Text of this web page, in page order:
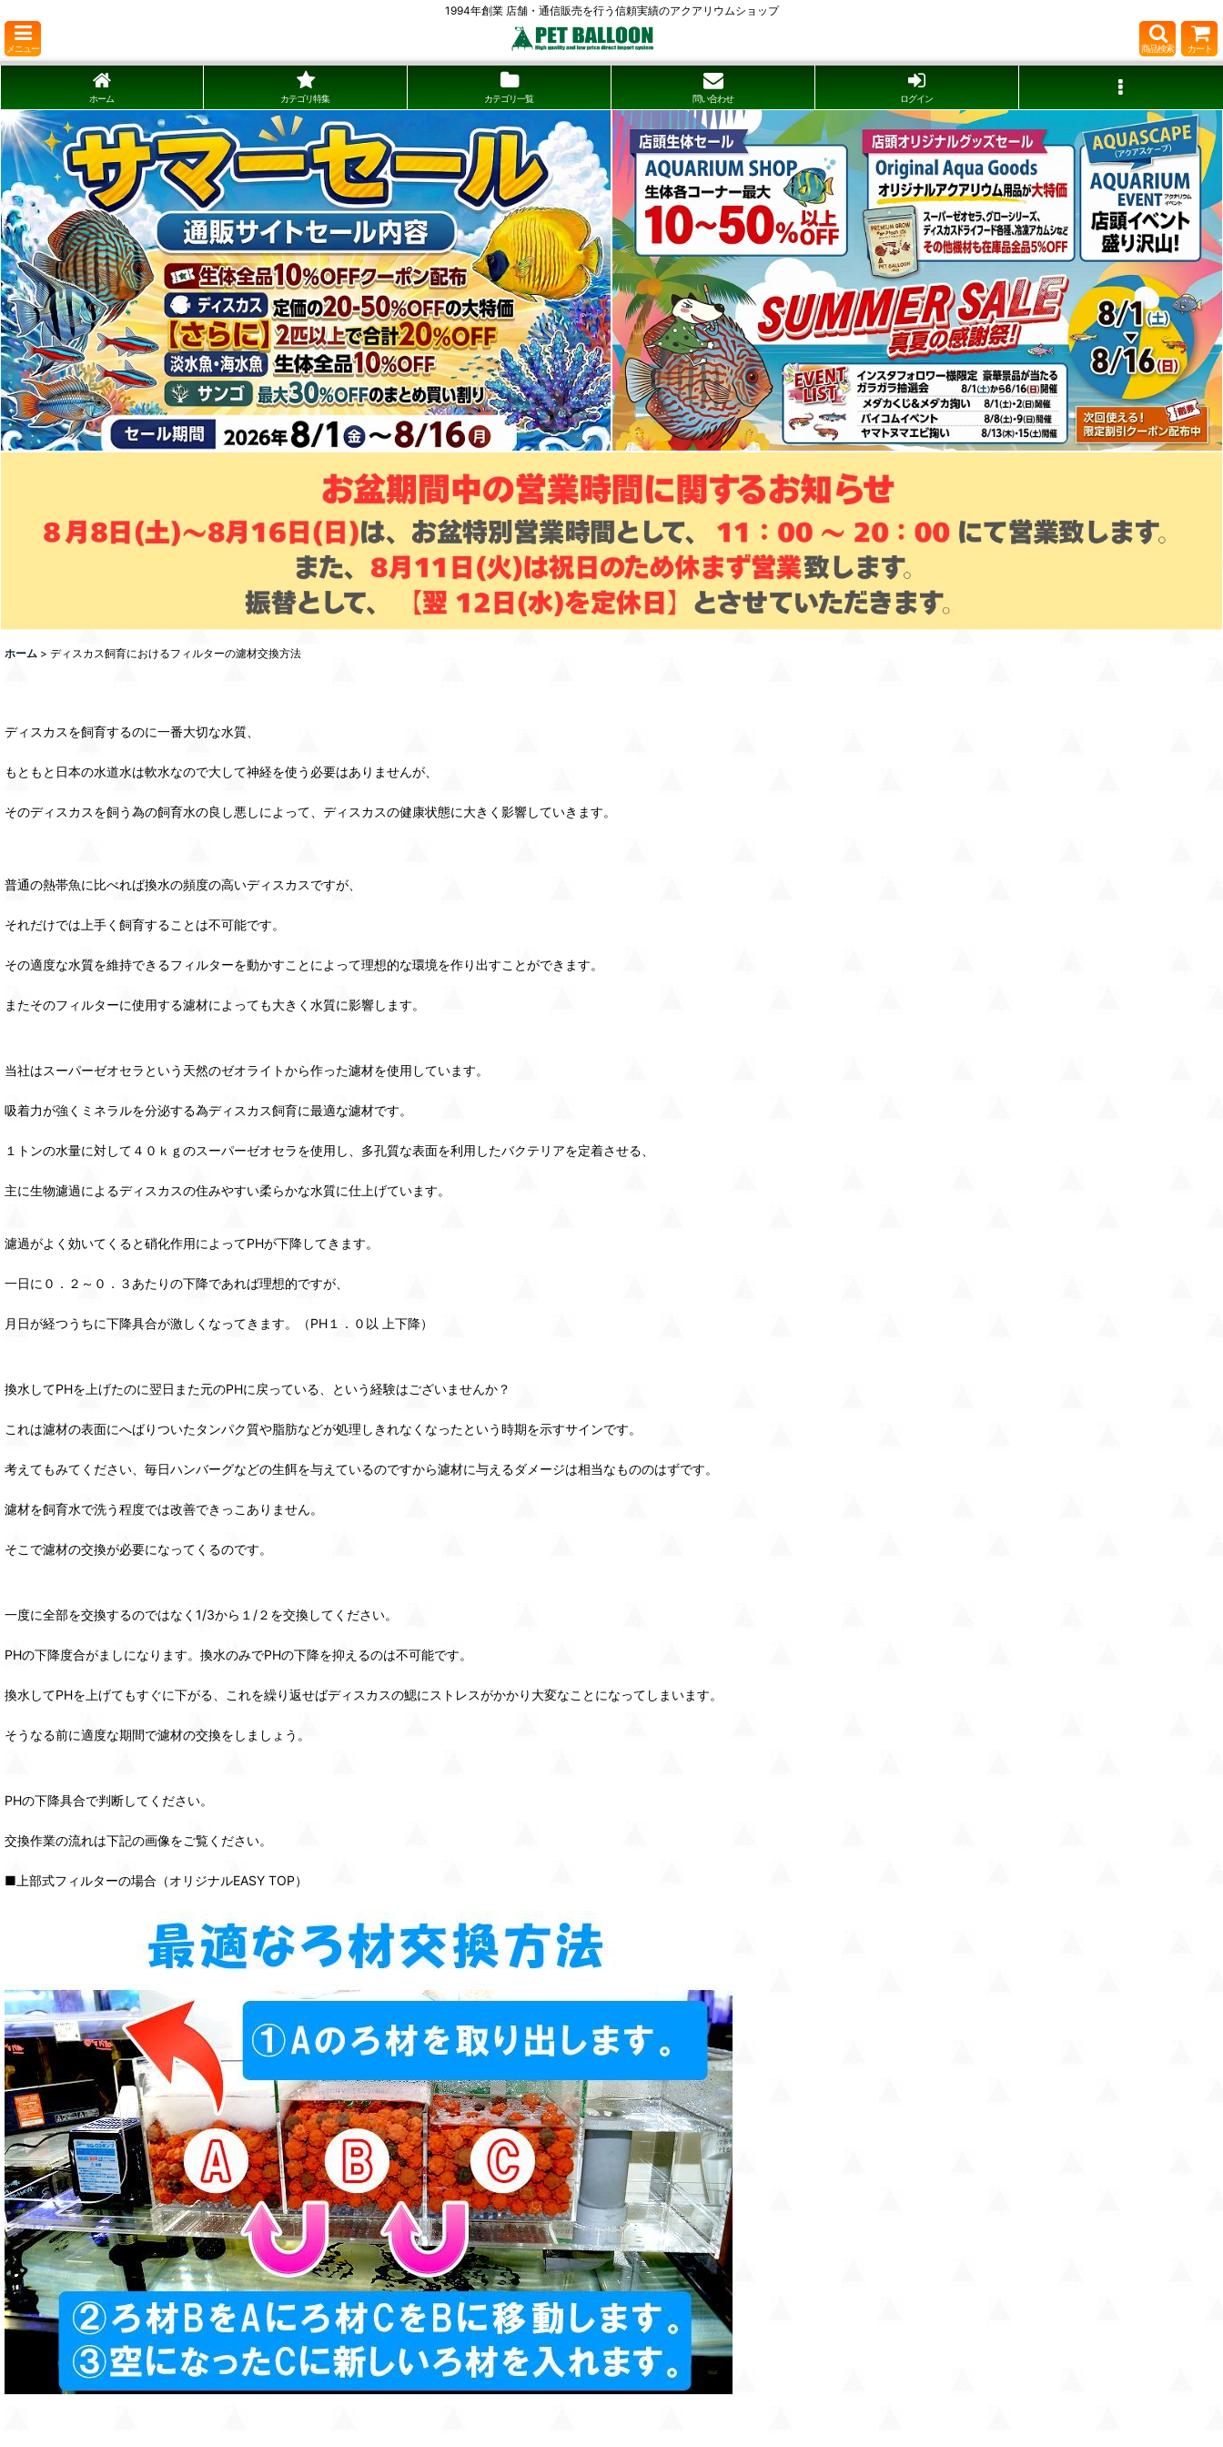
1994年創業 店舗・通信販売を行う信頼実績のアクアリウムショップ
メニュー 商品検索 カート
ホーム カテゴリ特集 カテゴリ一覧 問い合わせ ログイン
ホーム > ディスカス飼育におけるフィルターの濾材交換方法
ディスカスを飼育するのに一番大切な水質、
もともと日本の水道水は軟水なので大して神経を使う必要はありませんが、
そのディスカスを飼う為の飼育水の良し悪しによって、ディスカスの健康状態に大きく影響していきます。
普通の熱帯魚に比べれば換水の頻度の高いディスカスですが、
それだけでは上手く飼育することは不可能です。
その適度な水質を維持できるフィルターを動かすことによって理想的な環境を作り出すことができます。
またそのフィルターに使用する濾材によっても大きく水質に影響します。
当社はスーパーゼオセラという天然のゼオライトから作った濾材を使用しています。
吸着力が強くミネラルを分泌する為ディスカス飼育に最適な濾材です。
１トンの水量に対して４０ｋｇのスーパーゼオセラを使用し、多孔質な表面を利用したバクテリアを定着させる、
主に生物濾過によるディスカスの住みやすい柔らかな水質に仕上げています。
濾過がよく効いてくると硝化作用によってPHが下降してきます。
一日に０．２～０．３あたりの下降であれば理想的ですが、
月日が経つうちに下降具合が激しくなってきます。（PH１．０以 上下降）
換水してPHを上げたのに翌日また元のPHに戻っている、という経験はございませんか？
これは濾材の表面にへばりついたタンパク質や脂肪などが処理しきれなくなったという時期を示すサインです。
考えてもみてください、毎日ハンバーグなどの生餌を与えているのですから濾材に与えるダメージは相当なもののはずです。
濾材を飼育水で洗う程度では改善できっこありません。
そこで濾材の交換が必要になってくるのです。
一度に全部を交換するのではなく1/3から１/２を交換してください。
PHの下降度合がましになります。換水のみでPHの下降を抑えるのは不可能です。
換水してPHを上げてもすぐに下がる、これを繰り返せばディスカスの鰓にストレスがかかり大変なことになってしまいます。
そうなる前に適度な期間で濾材の交換をしましょう。
PHの下降具合で判断してください。
交換作業の流れは下記の画像をご覧ください。
■上部式フィルターの場合（オリジナルEASY TOP）